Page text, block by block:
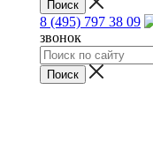
8 (495) 797 38 09
звонок